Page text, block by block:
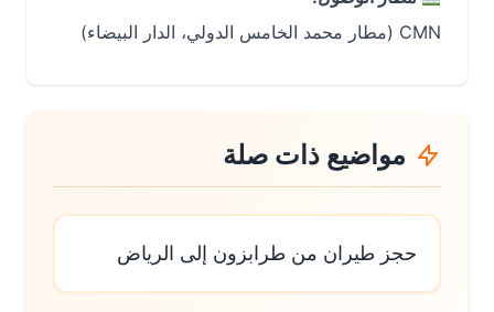
مواضيع ذات صلة
حجز طيران من طرابزون إلى الرياض